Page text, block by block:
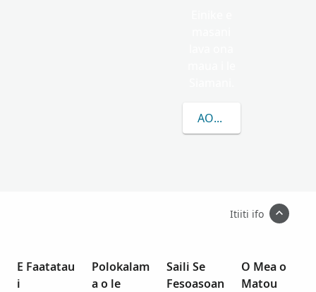
AOAO ATILI E UIGA I
Itiiti ifo
E Faatatau
i
Polokalam
a o le
Saili Se
Fesoasoan
O Mea o
Matou